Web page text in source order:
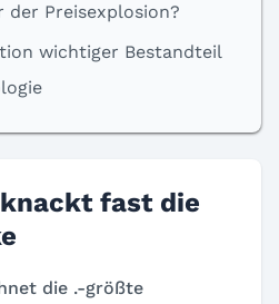
der Preisexplosion?
wichtiger Bestandteil
fast die
die .-größte